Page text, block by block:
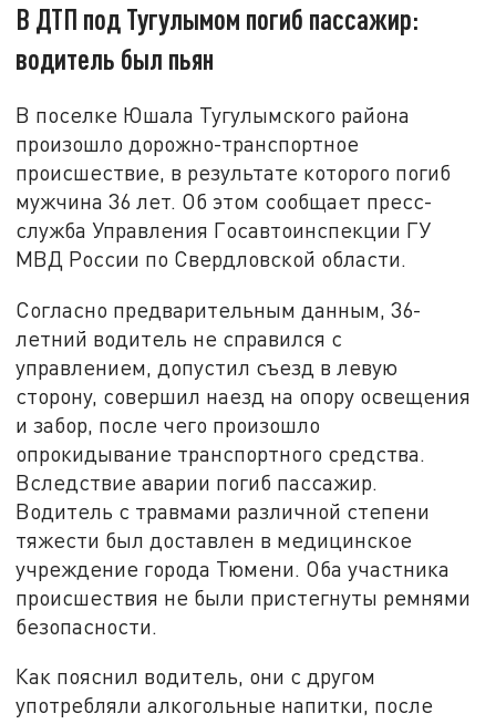
В ДТП под Тугулымом погиб пассажир:
водитель был пьян
В поселке Юшала Тугулымского района
произошло дорожно-транспортное
происшествие, в результате которого погиб
мужчина 36 лет. Об этом сообщает пресс-
служба Управления Госавтоинспекции ГУ
МВД России по Свердловской области.
Согласно предварительным данным, 36-
летний водитель не справился с
управлением, допустил съезд в левую
сторону, совершил наезд на опору освещения
и забор, после чего произошло
опрокидывание транспортного средства.
Вследствие аварии погиб пассажир.
Водитель с травмами различной степени
тяжести был доставлен в медицинское
учреждение города Тюмени. Оба участника
происшествия не были пристегнуты ремнями
безопасности.
Как пояснил водитель, они с другом
употребляли алкогольные напитки, после